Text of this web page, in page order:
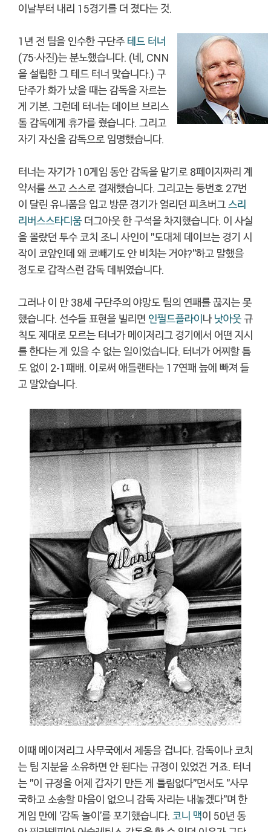
이날부터 내리 15경기를 더 졌다는 것.
1년 전 팀을 인수한 구단주 테드 터너
(75·사진)는 분노했습니다. (네, CNN
을 설립한 그 테드 터너 맞습니다.) 구
단주가 화가 났을 때는 감독을 자르는
게 기본. 그런데 터너는 데이브 브리스
톨 감독에게 휴가를 줬습니다. 그리고
자기 자신을 감독으로 임명했습니다.
터너는 자기가 10게임 동안 감독을 맡기로 8페이지짜리 계
약서를 쓰고 스스로 결재했습니다. 그리고는 등번호 27번
이 달린 유니폼을 입고 방문 경기가 열리던 피츠버그스리
리버스스타디움 더그아웃 한 구석을 차지했습니다. 이 사실
을 몰랐던 투수 코치 조니 사인이 "도대체 데이브는 경기 시
작이 코앞인데 왜 코빼기도 안 비치는 거야?"하고 말했을
정도로 갑작스런 감독 데뷔였습니다.
그러나 이 만 38세 구단주의 야망도 팀의 연패를 끊지는 못
했습니다. 선수들 표현을 빌리면 인필드플라이나낫아웃규
칙도 제대로 모르는 터너가 메이저리그 경기에서 어떤 지시
를 한다는 게 있을 수 없는 일이었습니다. 터너가 어찌할 틈
도 없이 2-1패배. 이로써 애틀랜타는 17연패 늪에 빠져 들
고 말았습니다.
이때 메이저리그 사무국에서 제동을 겁니다. 감독이나 코치
는 팀 지분을 소유하면 안 된다는 규정이 있었건 거죠. 터너
는 "이 규정을 어제 갑자기 만든 게 틀림없다"면서도 "사무
국하고 소송할 마음이 없으니 감독 자리는 내놓겠다"며 한
게임 만에 '감독 놀이'를 포기했습니다. 코니 맥이 50년 동